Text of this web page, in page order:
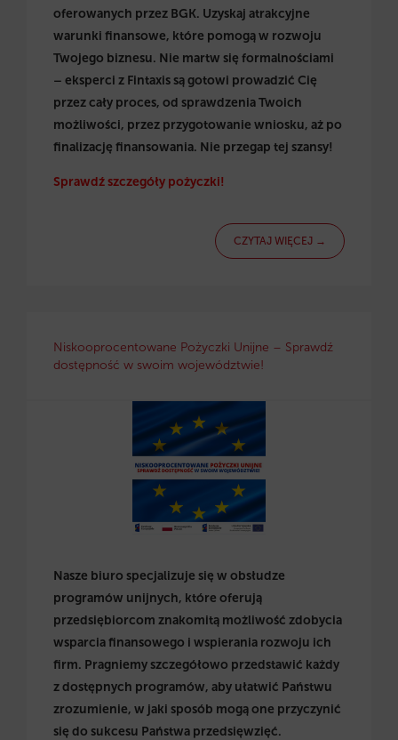
oferowanych przez BGK. Uzyskaj atrakcyjne
warunki finansowe, które pomogą w rozwoju
Twojego biznesu. Nie martw się formalnościami
– eksperci z Fintaxis są gotowi prowadzić Cię
przez cały proces, od sprawdzenia Twoich
możliwości, przez przygotowanie wniosku, aż po
finalizację finansowania. Nie przegap tej szansy!
Sprawdź szczegóły pożyczki!
CZYTAJ WIĘCEJ →
Niskooprocentowane Pożyczki Unijne – Sprawdź
dostępność w swoim województwie!
Nasze biuro specjalizuje się w obsłudze
programów unijnych, które oferują
przedsiębiorcom znakomitą możliwość zdobycia
wsparcia finansowego i wspierania rozwoju ich
firm. Pragniemy szczegółowo przedstawić każdy
z dostępnych programów, aby ułatwić Państwu
zrozumienie, w jaki sposób mogą one przyczynić
się do sukcesu Państwa przedsięwzięć.